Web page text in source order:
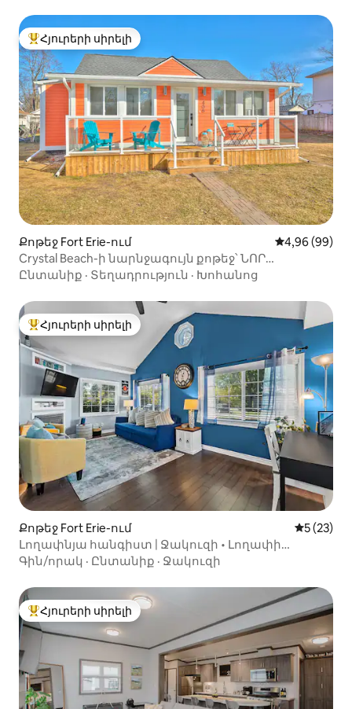
Հյուրերի սիրելի լավագույն տները
Հյուրերի սիրելի
Քոթեջ Fort Erie-ում Միջին
4,96 (99)
Crystal Beach-ի նարնջագույն քոթեջ՝ ՆՈՐ
ջակուզիով
Ընտանիք · Տեղադրություն · Խոհանոց
Հյուրերի սիրելի լավագույն տները
Հյուրերի սիրելի
Քոթեջ Fort Erie-ում Միջին
5 (23)
Լողափնյա հանգիստ | Ջակուզի • Լողափի
անվճար անցագիր • 6 անձի համար
Գին/որակ · Ընտանիք · Ջակուզի
Հյուրերի սիրելի լավագույն տները
Հյուրերի սիրելի